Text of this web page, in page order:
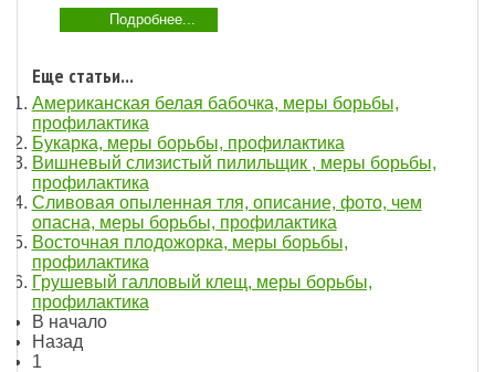
Подробнее...
Еще статьи...
Американская белая бабочка, меры борьбы,
профилактика
Букарка, меры борьбы, профилактика
Вишневый слизистый пилильщик , меры борьбы,
профилактика
Сливовая опыленная тля, описание, фото, чем
опасна, меры борьбы, профилактика
Восточная плодожорка, меры борьбы,
профилактика
Грушевый галловый клещ, меры борьбы,
профилактика
В начало
Назад
1